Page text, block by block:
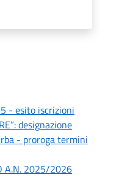
- esito iscrizioni
designazione
- proroga termini
A.N. 2025/2026